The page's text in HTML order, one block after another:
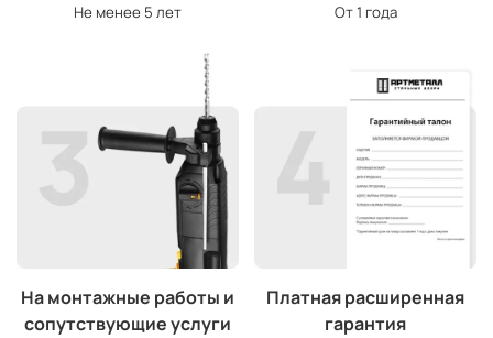
Не менее 5 лет От 1 года
На монтажные работы и
сопутствующие услуги
Платная расширенная
гарантия